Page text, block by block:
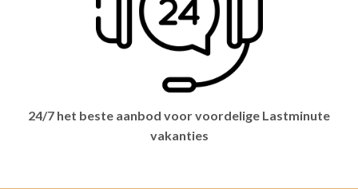
24/7 het beste aanbod voor voordelige Lastminute
vakanties